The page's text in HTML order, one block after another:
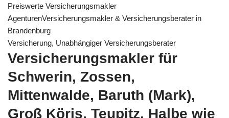
Preiswerte Versicherungsmakler
AgenturenVersicherungsmakler & Versicherungsberater in
Brandenburg
Versicherung, Unabhängiger Versicherungsberater
Versicherungsmakler für
Schwerin, Zossen,
Mittenwalde, Baruth (Mark),
Groß Köris, Teupitz, Halbe wie